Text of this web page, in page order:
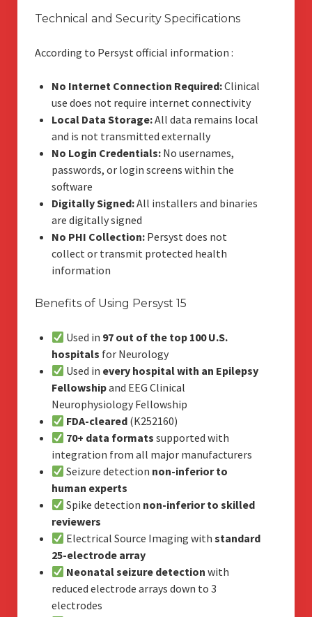
Technical and Security Specifications
According to Persyst official information :
No Internet Connection Required:Clinical
use does not require internet connectivity
Local Data Storage:All data remains local
and is not transmitted externally
No Login Credentials:No usernames,
passwords, or login screens within the
software
Digitally Signed:All installers and binaries
are digitally signed
No PHI Collection:Persyst does not
collect or transmit protected health
information
Benefits of Using Persyst 15
Used in 97 out of the top 100 U.S.
hospitals for Neurology
Used in every hospital with an Epilepsy
Fellowshipand EEG Clinical
Neurophysiology Fellowship
FDA-cleared (K252160)
70+ data formats supported with
integration from all major manufacturers
Seizure detection non-inferior to
human experts
Spike detection non-inferior to skilled
reviewers
Electrical Source Imaging with standard
25-electrode array
Neonatal seizure detection with
reduced electrode arrays down to 3
electrodes